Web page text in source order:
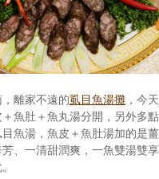
離家不遠的虱目魚湯攤 ，今
魚肚＋魚丸湯分開，另外多
魚湯，魚皮＋魚肚湯加的是
、一清甜潤爽，一魚雙湯雙